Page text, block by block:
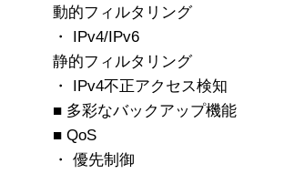
動的フィルタリング
・ IPv4/IPv6
静的フィルタリング
・ IPv4不正アクセス検知
■ 多彩なバックアップ機能
■ QoS
・ 優先制御